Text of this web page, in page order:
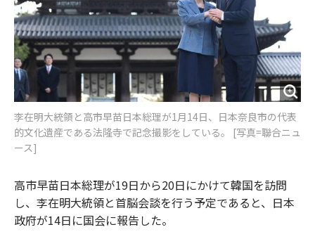
李在明大統領と高市早苗日本総理が1月14日、日本奈良市の代表
的文化遺産である法隆寺で記念撮影をしている。 [写真=聯合ニュ
ース]
高市早苗日本総理が19日から20日にかけて韓国を訪問
し、李在明大統領と首脳会談を行う予定であると、日本
政府が14日に国会に報告した。